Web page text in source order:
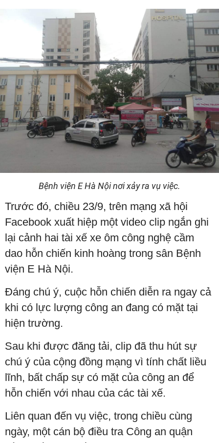
Bệnh viện E Hà Nội nơi xảy ra vụ việc.
Trước đó, chiều 23/9, trên mạng xã hội
Facebook xuất hiệp một video clip ngắn ghi
lại cảnh hai tài xế xe ôm công nghệ cầm
dao hỗn chiến kinh hoàng trong sân Bệnh
viện E Hà Nội.
Đáng chú ý, cuộc hỗn chiến diễn ra ngay cả
khi có lực lượng công an đang có mặt tại
hiện trường.
Sau khi được đăng tải, clip đã thu hút sự
chú ý của cộng đồng mạng vì tính chất liều
lĩnh, bất chấp sự có mặt của công an để
hỗn chiến với nhau của các tài xế.
Liên quan đến vụ việc, trong chiều cùng
ngày, một cán bộ điều tra Công an quận